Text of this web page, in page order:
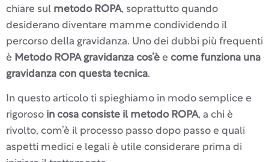
chiare sul metodo ROPA, soprattutto quando
desiderano diventare mamme condividendo il
percorso della gravidanza. Uno dei dubbi più frequenti
è Metodo ROPA gravidanza cos’è e come funziona una
gravidanza con questa tecnica.
In questo articolo ti spieghiamo in modo semplice e
rigoroso in cosa consiste il metodo ROPA, a chi è
rivolto, com’è il processo passo dopo passo e quali
aspetti medici e legali è utile considerare prima di